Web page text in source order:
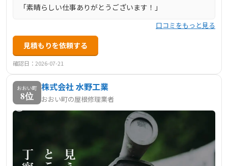
「素晴らしい仕事ありがとうございます！」
口コミをもっと見る
見積もりを依頼する
確認日：2026-07-21
おおい町
8位
株式会社 水野工業
おおい町の屋根修理業者